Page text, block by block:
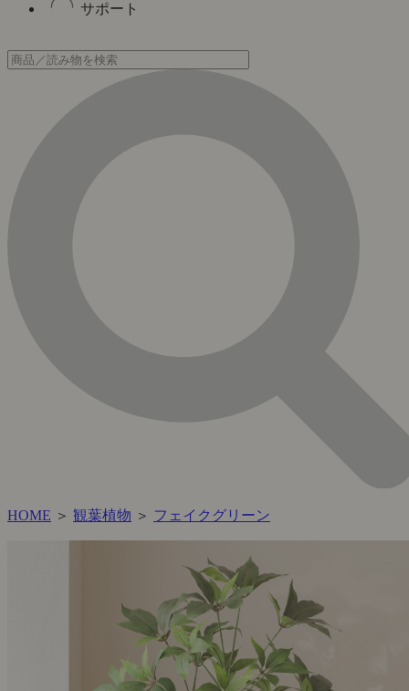
サポート
HOME ＞ 観葉植物 ＞ フェイクグリーン